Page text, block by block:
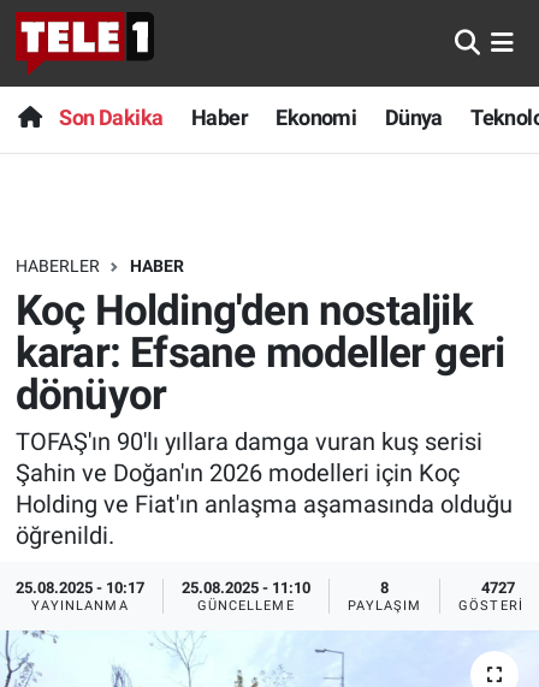
Son Dakika Haber Ekonomi Dünya
HABERLER HABER
Koç Holding'den nostaljik
karar: Efsane modeller geri
dönüyor
TOFAŞ'ın 90'lı yıllara damga vuran kuş serisi
Şahin ve Doğan'ın 2026 modelleri için Koç
Holding ve Fiat'ın anlaşma aşamasında olduğu
öğrenildi.
25.08.2025 - 10:17
YAYINLANMA
25.08.2025 - 11:10
GÜNCELLEME
8
PAYLAŞIM
4727
GÖSTERIM
Anında Manşet
Başka Sohbetler
Bilim turu
Bilim ve Teknoloji Evreni
Doğa Konuşuyor
Dünya
Ege Saati
Ege'den Esintiler
Son Dakika
Haber
Dünya
Teknoloji
Sağlık
Spor
Yayın Akışı
İletişim
Nöbetçi Eczaneler
Hava Durumu
Trafik Durumu
Süper Lig Puan Durumu ve Fikstür
Tüm Manşetler
Son Dakika Haberleri
Haber Arşivi